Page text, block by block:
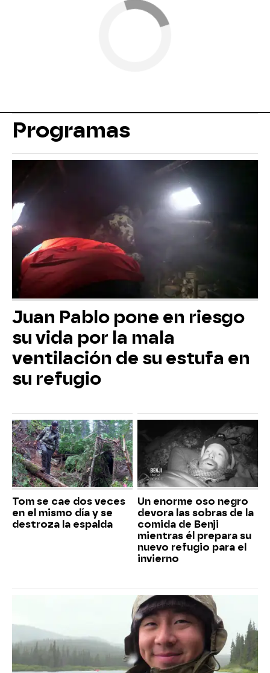
Programas
Juan Pablo pone en riesgo
su vida por la mala
ventilación de su estufa en
su refugio
Tom se cae dos veces
en el mismo día y se
destroza la espalda
Un enorme oso negro
devora las sobras de la
comida de Benji
mientras él prepara su
nuevo refugio para el
invierno